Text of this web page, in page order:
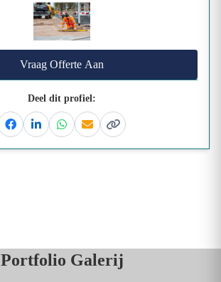
Vraag Offerte Aan
Deel dit profiel:
FacebookLinkedinWhatsapp
EmailKopieer link
Portfolio Galerij